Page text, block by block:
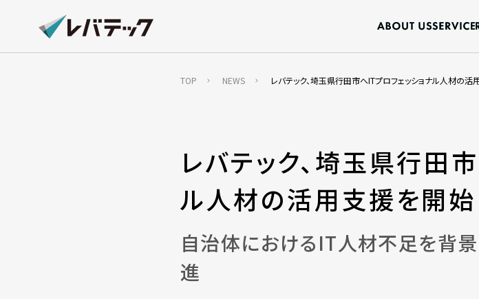
TOP NEWS レバテック、埼玉県行田市へITプロフェッショナル人材の活
レバテック、埼玉県行田
ル人材の活用支援を開始
自治体におけるIT人材不足を背景
進